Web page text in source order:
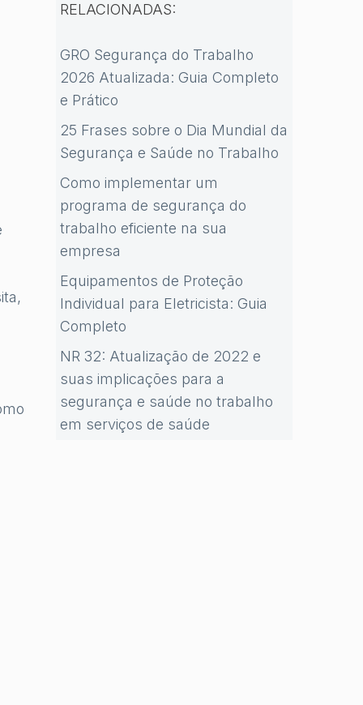
RELACIONADAS:
GRO Segurança do Trabalho
2026 Atualizada: Guia Completo
e Prático
25 Frases sobre o Dia Mundial da
Segurança e Saúde no Trabalho
Como implementar um
programa de segurança do
trabalho eficiente na sua
empresa
Equipamentos de Proteção
Individual para Eletricista: Guia
Completo
NR 32: Atualização de 2022 e
suas implicações para a
segurança e saúde no trabalho
em serviços de saúde